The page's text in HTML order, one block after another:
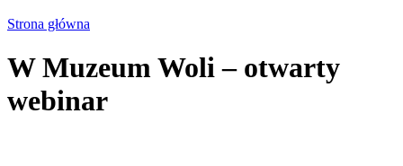
Strona główna
W Muzeum Woli – otwarty
webinar